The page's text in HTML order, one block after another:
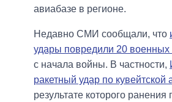
авиабазе в регионе.
Недавно СМИ сообщали, что
удары повредили 20
с начала войны. В частности,
ракетный удар по кувейтской
результате которого ранения